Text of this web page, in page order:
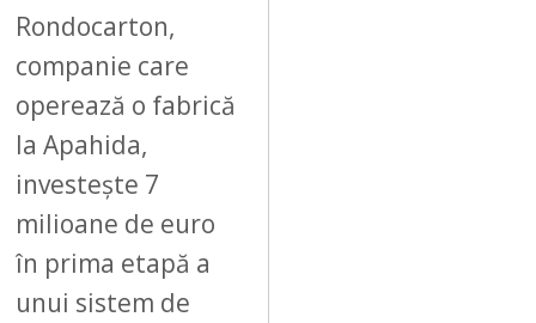
Rondocarton,
companie care
operează o fabrică
la Apahida,
investește 7
milioane de euro
în prima etapă a
unui sistem de